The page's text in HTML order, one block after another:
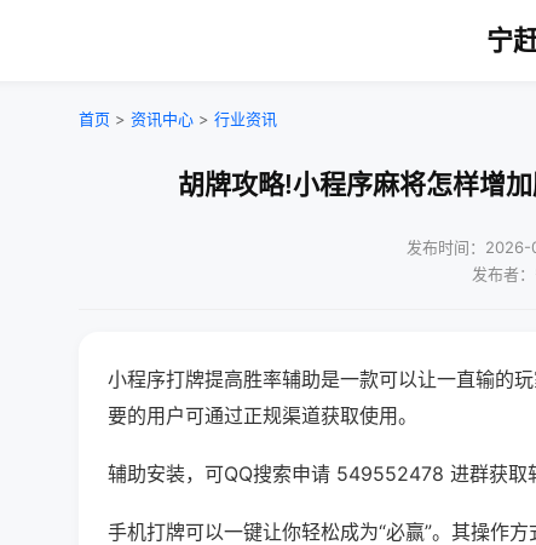
宁
首页 > 资讯中心 > 行业资讯
胡牌攻略!小程序麻将怎样增
发布时间：
发布者
小程序打牌提高胜率辅助是一款可以让一直输的
要的用户可通过正规渠道获取使用。
辅助安装，可QQ搜索申请 549552478 进群获取
手机打牌可以一键让你轻松成为“必赢”。其操作